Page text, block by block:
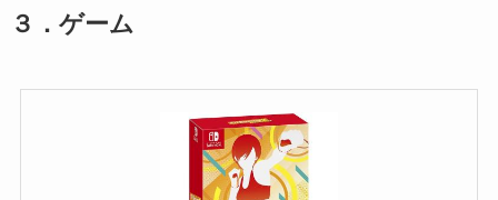
３．ゲーム